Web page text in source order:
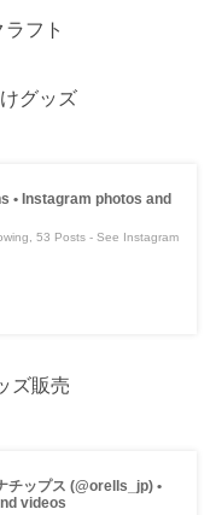
フト
グッズ
• Instagram photos and
53 Posts - See Instagram
ズ販売
ップス (@orells_jp) •
videos